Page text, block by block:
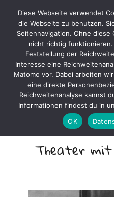
Axel
Mit
Theater mit
Diese Webseite verwendet
die Webseite zu benutzen.
Seitennavigation. Ohne diese
nicht richtig
Feststellung der
Interesse eine
Matomo vor. Dabei arbeiten
eine direkte
Reichweitenanalyse kannst
Informationen findest du in
OK